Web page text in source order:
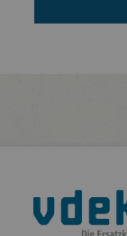
Fußleisten-
Navigation